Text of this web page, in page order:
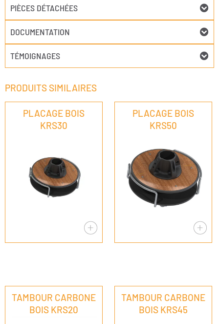
PIÈCES DÉTACHÉES
DOCUMENTATION
TÉMOIGNAGES
PRODUITS SIMILAIRES
PLACAGE BOIS
KRS30
PLACAGE BOIS
KRS50
TAMBOUR CARBONE
BOIS KRS20
TAMBOUR CARBONE
BOIS KRS45